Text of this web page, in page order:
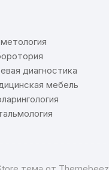
диагностика
мебель